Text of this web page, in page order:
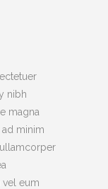
nibh
magna
minim
eum